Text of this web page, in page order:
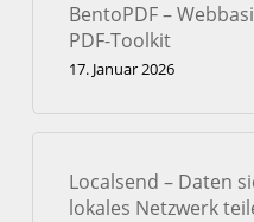
BentoPDF –
PDF-Toolkit
17. Januar 2026
Localsend – Daten
lokales Netzwerk